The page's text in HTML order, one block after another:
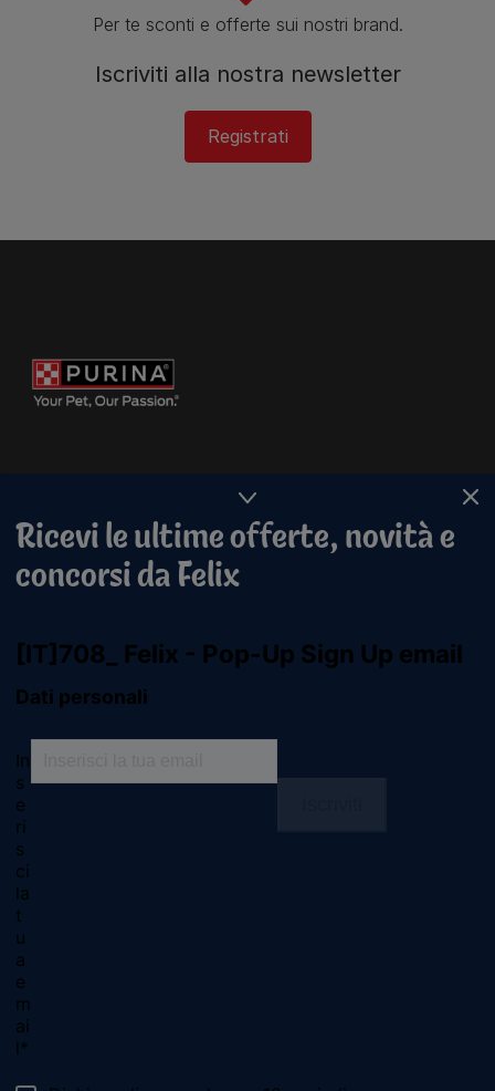
Per te sconti e offerte sui nostri brand.
Iscriviti alla nostra newsletter
Registrati
Ricevi le ultime offerte, novità e
concorsi da Felix